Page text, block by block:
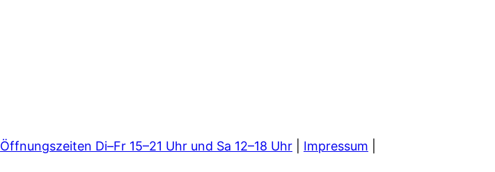
Öffnungszeiten Di–Fr 15–21 Uhr und Sa 12–18 Uhr Impressum